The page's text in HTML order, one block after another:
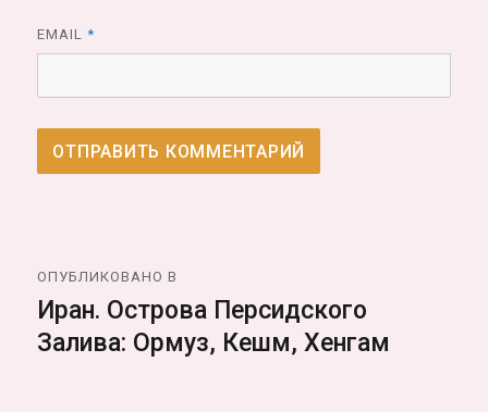
EMAIL*
по
записям
ОПУБЛИКОВАНО В
Иран. Острова Персидского
Залива: Ормуз, Кешм, Хенгам